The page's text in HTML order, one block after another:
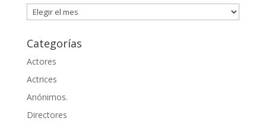
Artículos
Categorías
Actores
Actrices
Anónimos.
Directores